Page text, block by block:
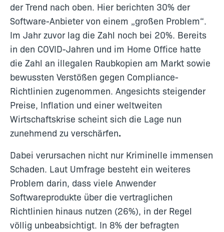
der Trend nach oben. Hier berichten 30% der
Software-Anbieter von einem „großen Problem“.
Im Jahr zuvor lag die Zahl noch bei 20%. Bereits
in den COVID-Jahren und im Home Office hatte
die Zahl an illegalen Raubkopien am Markt sowie
bewussten Verstößen gegen Compliance-
Richtlinien zugenommen. Angesichts steigender
Preise, Inflation und einer weltweiten
Wirtschaftskrise scheint sich die Lage nun
zunehmend zu verschärfen.
Dabei verursachen nicht nur Kriminelle immensen
Schaden. Laut Umfrage besteht ein weiteres
Problem darin, dass viele Anwender
Softwareprodukte über die vertraglichen
Richtlinien hinaus nutzen (26%), in der Regel
völlig unbeabsichtigt. In 8% der befragten